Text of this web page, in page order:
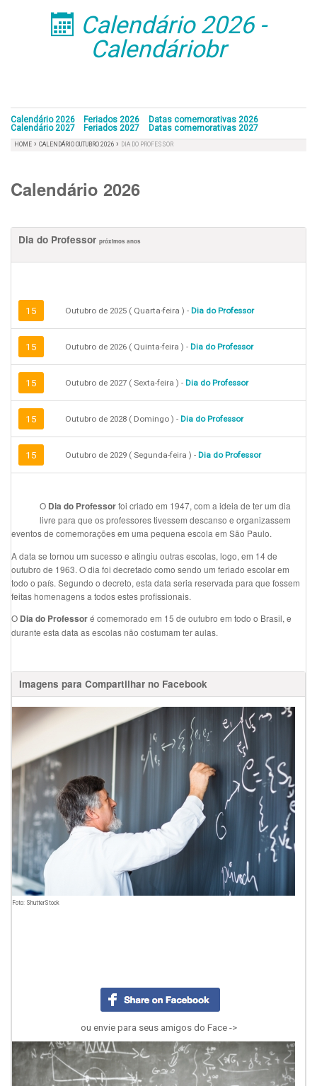
󰁣 Calendário 2026 -
Calendáriobr
Calendário 2026 Feriados 2026
Datas comemorativas 2026
Calendário 2027
Feriados 2027 Datas comemorativas 2027
HOME › CALENDÁRIO OUTUBRO 2026 › DIA DO PROFESSOR
Calendário 2026
Dia do Professor próximos anos
15 Outubro de 2025 ( Quarta-feira ) - Dia do Professor
15 Outubro de 2026 ( Quinta-feira ) - Dia do Professor
15 Outubro de 2027 ( Sexta-feira ) - Dia do Professor
15 Outubro de 2028 ( Domingo ) - Dia do Professor
15 Outubro de 2029 ( Segunda-feira ) - Dia do Professor
O Dia do Professorfoi criado em 1947, com a ideia de ter um dia
livre para que os professores tivessem descanso e organizassem
eventos de comemorações em uma pequena escola em São Paulo.
A data se tornou um sucesso e atingiu outras escolas, logo, em 14 de
outubro de 1963. O dia foi decretado como sendo um feriado escolar em
todo o país. Segundo o decreto, esta data seria reservada para que fossem
feitas homenagens a todos estes profissionais.
O Dia do Professoré comemorado em 15 de outubro em todo o Brasil, e
durante esta data as escolas não costumam ter aulas.
Imagens para Compartilhar no Facebook
Foto: ShutterStock
ou envie para seus amigos do Face ->